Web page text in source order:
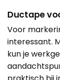
Ductape
Voor
interessant.
kun je